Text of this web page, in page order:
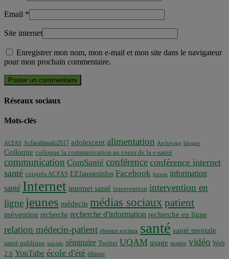
Email *
Site internet
Enregistrer mon nom, mon e-mail et mon site dans le navigateur
pour mon prochain commentaire.
Réseaux sociaux
Mots-clés
ACFAS Acfasalimado2017 adolescent alimentation Archivage blogue
Colloque colloque la communication au coeur de la e-santé
communication ComSanté conférence conférence internet
santé congrès ACFAS EEfaussesinfos Facebook forum information
santé Internet internet santé intervention intervention en
ligne jeunes médecin médias sociaux patient
prévention recherche recherche d'information recherche en ligne
relation médecin-patient réseaux sociaux santé santé mentale
santé publique suicide séminaire Twitter UQAM usage usages vidéo Web
2.0 YouTube école d'été éthique